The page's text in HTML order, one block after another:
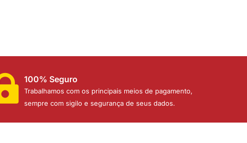
100% Seguro
Trabalhamos com os principais meios de pagamento,
sempre com sigilo e segurança de seus dados.